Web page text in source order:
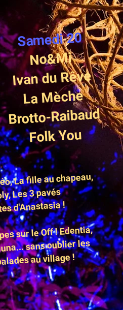
Samedi 20
No&Mi
Ivan du Rêve
La Mèche
Brotto-Raibaud
Folk You
La fille au chapeau,
Les 3 pavés
d'Anastasia !
sur le Off ! Edentia,
sans oublier les
au village !